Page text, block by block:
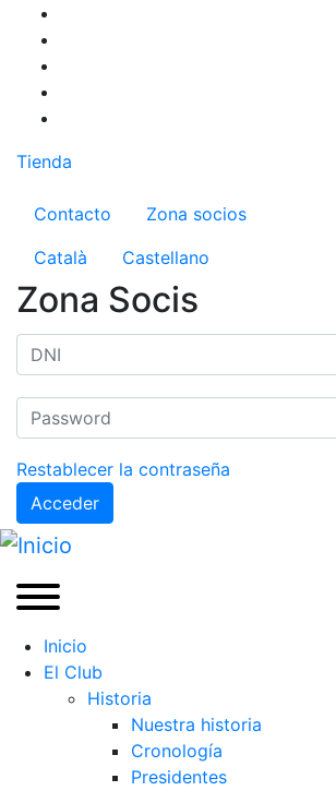
Pasar
contenido
principal
Tienda
Menú del compte
Contacto
Zona socios
Català
Castellano
Zona Socis
Restablecer la contraseña
Acceder
Inicio
El Club
Historia
Nuestra historia
Cronología
Presidentes